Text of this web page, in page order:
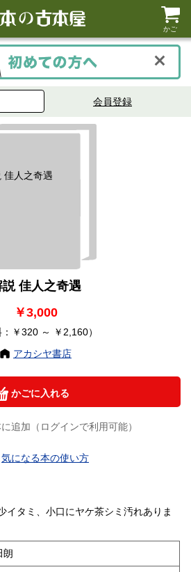
かご
会員登録
佳人之奇遇
説 佳人之奇遇
￥3,000
：￥320 ～ ￥2,160）
アカシヤ書店
かごに入れる
追加（ログインで利用可能）
気になる本の使い方
イタミ、小口にヤケ茶シミ汚れありま
朗